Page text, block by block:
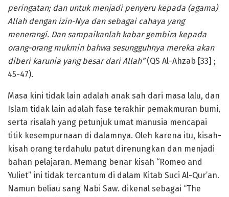
peringatan; dan untuk menjadi penyeru kepada (agama)
Allah dengan izin-Nya dan sebagai cahaya yang
menerangi. Dan sampaikanlah kabar gembira kepada
orang-orang mukmin bahwa sesungguhnya mereka akan
diberi karunia yang besar dari Allah”(QS Al-Ahzab [33] ;
45-47).
Masa kini tidak lain adalah anak sah dari masa lalu, dan
Islam tidak lain adalah fase terakhir pemakmuran bumi,
serta risalah yang petunjuk umat manusia mencapai
titik kesempurnaan di dalamnya. Oleh karena itu, kisah-
kisah orang terdahulu patut direnungkan dan menjadi
bahan pelajaran. Memang benar kisah “Romeo and
Yuliet” ini tidak tercantum di dalam Kitab Suci Al-Qur’an.
Namun beliau sang Nabi Saw. dikenal sebagai “The